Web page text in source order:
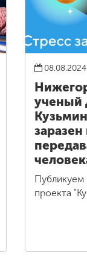
08.08.2024
ученый
проекта